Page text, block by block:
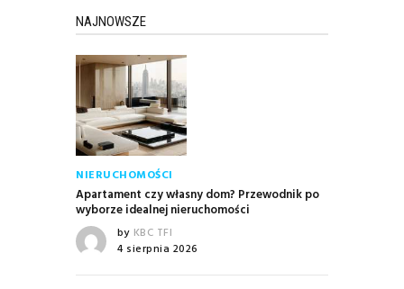
NAJNOWSZE
NIERUCHOMOŚCI
Apartament czy własny dom? Przewodnik po
wyborze idealnej nieruchomości
by KBC TFI
4 sierpnia 2026